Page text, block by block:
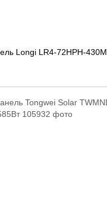
Longi LR4-72HPH-430M